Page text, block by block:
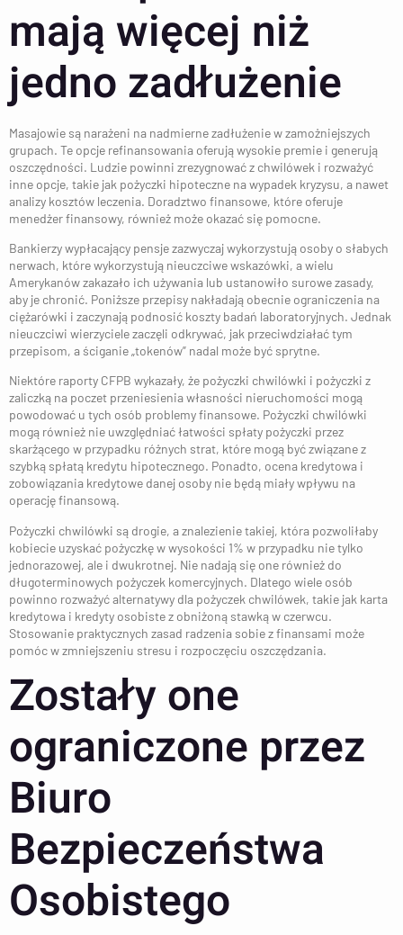
mają więcej niż
jedno zadłużenie
Masajowie są narażeni na nadmierne zadłużenie w zamożniejszych
grupach. Te opcje refinansowania oferują wysokie premie i generują
oszczędności. Ludzie powinni zrezygnować z chwilówek i rozważyć
inne opcje, takie jak pożyczki hipoteczne na wypadek kryzysu, a nawet
analizy kosztów leczenia. Doradztwo finansowe, które oferuje
menedżer finansowy, również może okazać się pomocne.
Bankierzy wypłacający pensje zazwyczaj wykorzystują osoby o słabych
nerwach, które wykorzystują nieuczciwe wskazówki, a wielu
Amerykanów zakazało ich używania lub ustanowiło surowe zasady,
aby je chronić. Poniższe przepisy nakładają obecnie ograniczenia na
ciężarówki i zaczynają podnosić koszty badań laboratoryjnych. Jednak
nieuczciwi wierzyciele zaczęli odkrywać, jak przeciwdziałać tym
przepisom, a ściganie „tokenów” nadal może być sprytne.
Niektóre raporty CFPB wykazały, że pożyczki chwilówki i pożyczki z
zaliczką na poczet przeniesienia własności nieruchomości mogą
powodować u tych osób problemy finansowe. Pożyczki chwilówki
mogą również nie uwzględniać łatwości spłaty pożyczki przez
skarżącego w przypadku różnych strat, które mogą być związane z
szybką spłatą kredytu hipotecznego. Ponadto, ocena kredytowa i
zobowiązania kredytowe danej osoby nie będą miały wpływu na
operację finansową.
Pożyczki chwilówki są drogie, a znalezienie takiej, która pozwoliłaby
kobiecie uzyskać pożyczkę w wysokości 1% w przypadku nie tylko
jednorazowej, ale i dwukrotnej. Nie nadają się one również do
długoterminowych pożyczek komercyjnych. Dlatego wiele osób
powinno rozważyć alternatywy dla pożyczek chwilówek, takie jak karta
kredytowa i kredyty osobiste z obniżoną stawką w czerwcu.
Stosowanie praktycznych zasad radzenia sobie z finansami może
pomóc w zmniejszeniu stresu i rozpoczęciu oszczędzania.
Zostały one
ograniczone przez
Biuro
Bezpieczeństwa
Osobistego